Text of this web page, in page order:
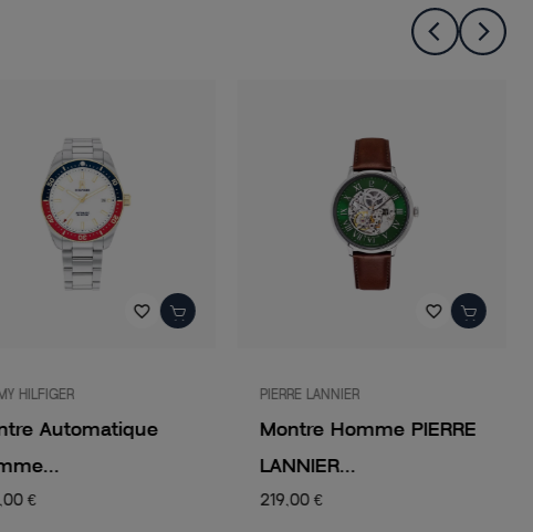
favorite_border
HILFIGER
Automatique
€
favorite_border
PIERRE LANNIER
Montre Homme PIERRE
LANNIER...
219,00 €